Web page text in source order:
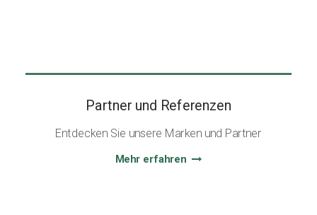
Partner und Referenzen
Entdecken Sie unsere Marken und Partner
Mehr erfahren